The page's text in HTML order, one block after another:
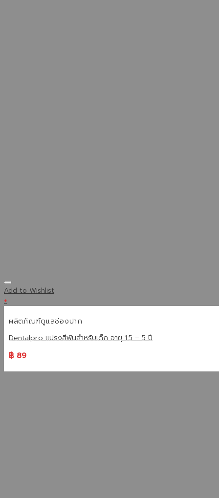
Add to Wishlist
+
ผลิตภัณฑ์ดูแลช่องปาก
Dentalpro แปรงสีฟันสำหรับเด็ก อายุ 1.5 – 5 ปี
฿89